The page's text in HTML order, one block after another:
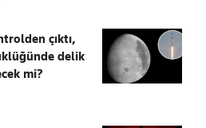
çıktı,
delik
mi?